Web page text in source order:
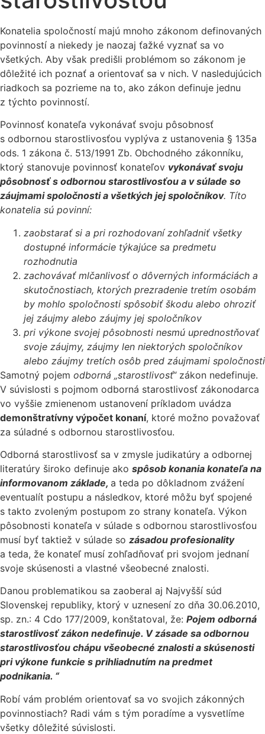
Konatelia spoločností majú mnoho zákonom definovaných
povinností a niekedy je naozaj ťažké vyznať sa vo
všetkých. Aby však predišli problémom so zákonom je
dôležité ich poznať a orientovať sa v nich. V nasledujúcich
riadkoch sa pozrieme na to, ako zákon definuje jednu
z týchto povinností.
Povinnosť konateľa vykonávať svoju pôsobnosť
s odbornou starostlivosťou vyplýva z ustanovenia § 135a
ods. 1 zákona č. 513/1991 Zb. Obchodného zákonníku,
ktorý stanovuje povinnosť konateľov vykonávať svoju
pôsobnosť s odbornou starostlivosťou a v súlade so
záujmami spoločnosti a všetkých jej spoločníkov. Títo
konatelia sú povinní:
zaobstarať si a pri rozhodovaní zohľadniť všetky
dostupné informácie týkajúce sa predmetu
rozhodnutia
zachovávať mlčanlivosť o dôverných informáciách a
skutočnostiach, ktorých prezradenie tretím osobám
by mohlo spoločnosti spôsobiť škodu alebo ohroziť
jej záujmy alebo záujmy jej spoločníkov
pri výkone svojej pôsobnosti nesmú uprednostňovať
svoje záujmy, záujmy len niektorých spoločníkov
alebo záujmy tretích osôb pred záujmami spoločnosti
Samotný pojem odborná „starostlivosť“zákon nedefinuje.
V súvislosti s pojmom odborná starostlivosť zákonodarca
vo vyššie zmienenom ustanovení príkladom uvádza
demonštratívny výpočet konaní, ktoré možno považovať
za súladné s odbornou starostlivosťou.
Odborná starostlivosť sa v zmysle judikatúry a odbornej
literatúry široko definuje ako spôsob konania konateľa na
informovanom základe, a teda po dôkladnom zvážení
eventualít postupu a následkov, ktoré môžu byť spojené
s takto zvoleným postupom zo strany konateľa. Výkon
pôsobnosti konateľa v súlade s odbornou starostlivosťou
musí byť taktiež v súlade so zásadou profesionality
a teda, že konateľ musí zohľadňovať pri svojom jednaní
svoje skúsenosti a vlastné všeobecné znalosti.
Danou problematikou sa zaoberal aj Najvyšší súd
Slovenskej republiky, ktorý v uznesení zo dňa 30.06.2010,
sp. zn.: 4 Cdo 177/2009, konštatoval, že: Pojem odborná
starostlivosť zákon nedefinuje. V zásade sa odbornou
starostlivosťou chápu všeobecné znalosti a skúsenosti
pri výkone funkcie s prihliadnutím na predmet
podnikania. “
Robí vám problém orientovať sa vo svojich zákonných
povinnostiach? Radi vám s tým poradíme a vysvetlíme
všetky dôležité súvislosti.